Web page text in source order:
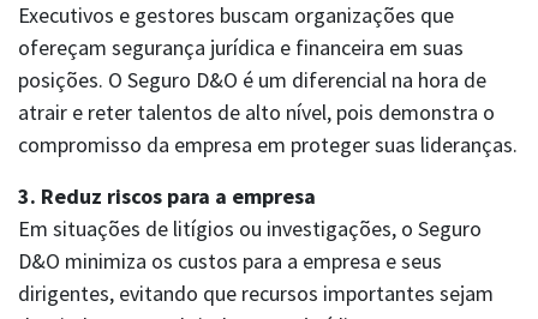
LEI DE PROTEÇÃO DE DADOS
privacidade@berkley.com.br
Executivos e gestores buscam organizações que
ofereçam segurança jurídica e financeira em suas
posições. O Seguro D&O é um diferencial na hora de
atrair e reter talentos de alto nível, pois demonstra o
compromisso da empresa em proteger suas lideranças.
3. Reduz riscos para a empresa
Em situações de litígios ou investigações, o Seguro
D&O minimiza os custos para a empresa e seus
dirigentes, evitando que recursos importantes sejam